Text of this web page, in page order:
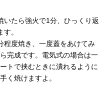
いたら強火で1分、ひっくり返
。
程度焼き、一度蓋をあけてみ
完成です。電気式の場合は一
トで挟むときに潰れるように
く焼けますよ。